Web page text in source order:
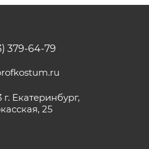
379-64-79
Екатеринбург,
25